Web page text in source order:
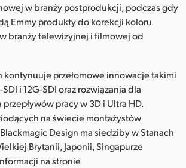
w branży postprodukcji, podczas gdy
Emmy produkty do korekcji koloru
branży telewizyjnej i filmowej od
kontynuuje przełomowe innowacje takimi
i 12G-SDI oraz rozwiązania dla
pracy w 3D i Ultra HD.
na świecie montażystów
Design ma siedziby w Stanach
Brytanii, Japonii, Singapurze
na stronie